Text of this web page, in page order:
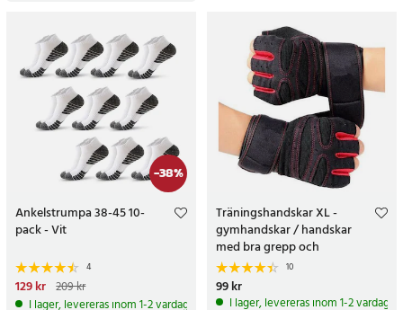
-38%
Ankelstrumpa 38-45 10-
pack - Vit
4
Nuvarande pris
pris:209 kr
129 kr 209 kr
I lager, levereras inom 1-2 vardagar
Träningshandskar XL -
gymhandskar / handskar
med bra grepp och
kardborreband
10
Pris:
99 kr
I lager, levereras inom 1-2 vardagar